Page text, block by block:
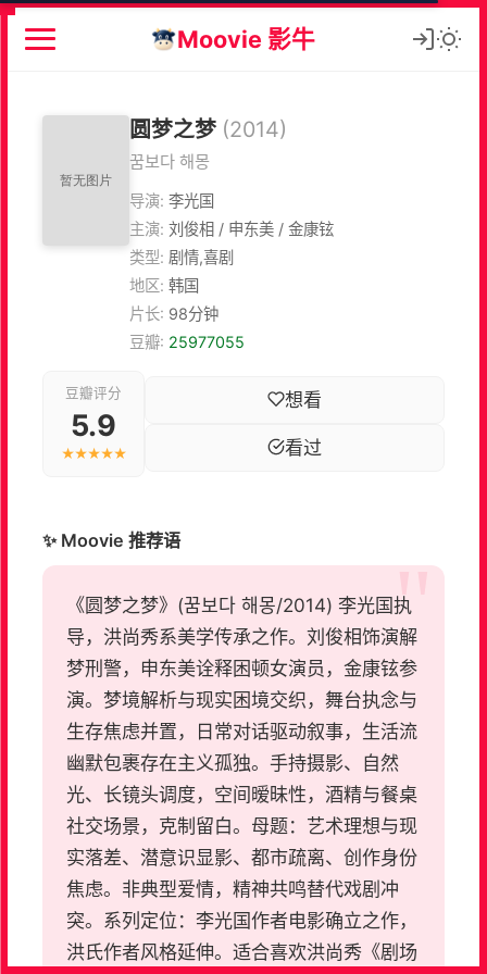
Moovie 影牛
圆梦之梦 (2014)
꿈보다 해몽
导演: 李光国
主演: 刘俊相 / 申东美 / 金康铉
类型: 剧情,喜剧
地区: 韩国
片长: 98分钟
豆瓣: 25977055
豆瓣评分
5.9
★★★★★
想看
看过
✨ Moovie 推荐语
《圆梦之梦》(꿈보다 해몽/2014) 李光国执
导，洪尚秀系美学传承之作。刘俊相饰演解
梦刑警，申东美诠释困顿女演员，金康铉参
演。梦境解析与现实困境交织，舞台执念与
生存焦虑并置，日常对话驱动叙事，生活流
幽默包裹存在主义孤独。手持摄影、自然
光、长镜头调度，空间暧昧性，酒精与餐桌
社交场景，克制留白。母题：艺术理想与现
实落差、潜意识显影、都市疏离、创作身份
焦虑。非典型爱情，精神共鸣替代戏剧冲
突。系列定位：李光国作者电影确立之作，
洪氏作者风格延伸。适合喜欢洪尚秀《剧场